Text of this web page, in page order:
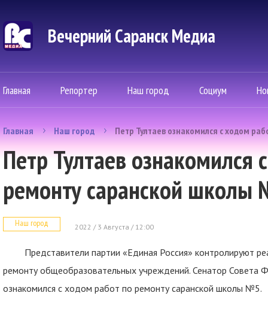
Вечерний Саранск Mедиа
Главная Репортер Наш город Социум
Главная Наш город Петр Тултаев ознакомился с ходом
Петр Тултаев ознакомился
ремонту саранской
Наш город 2022 / 3 Августа / 12:00
Представители партии «Единая Россия» контролируют
ремонту общеобразовательных учреждений. Сенатор
ознакомился с ходом работ по ремонту саранской школы №5.